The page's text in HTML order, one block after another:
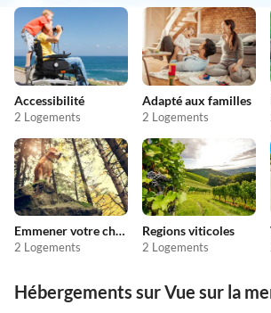
Accessibilité
2 Logements
Adapté aux familles
2 Logements
Emmener votre chien en vacances
2 Logements
Regions viticoles
2 Logements
Hébergements sur Vue sur la